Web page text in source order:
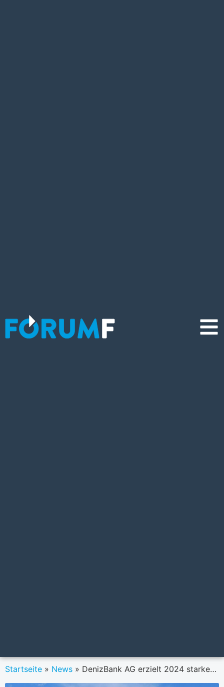
Startseite » News » DenizBank AG erzielt 2024 starkes Wachstum